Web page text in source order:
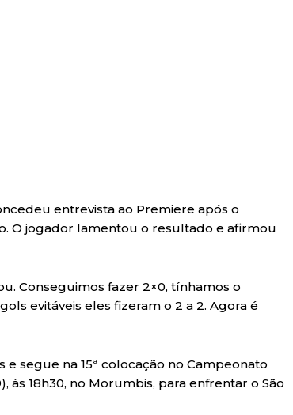
entrevista ao Premiere após o
O jogador lamentou o resultado e afirmou
Conseguimos fazer 2×0, tínhamos o
evitáveis eles fizeram o 2 a 2. Agora é
segue na 15ª colocação no Campeonato
às 18h30, no Morumbis, para enfrentar o São